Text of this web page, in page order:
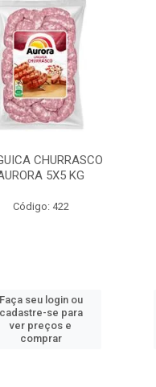
CHURRASCO
5X5 KG
Código: 422
Faça seu login ou
cadastre-se para
ver preços e
comprar